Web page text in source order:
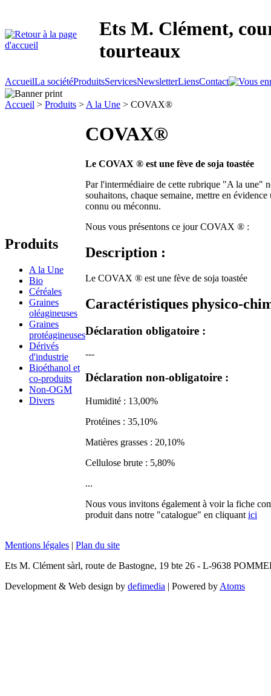
Ets M. Clément,
tourteaux
AccueilLa sociétéProduitsServicesNewsletterLiensContact
Accueil > Produits > A la Une > COVAX®
Produits
A la Une
Bio
Céréales
Graines
oléagineuses
Graines
protéagineuses
Dérivés
d'industrie
Bioéthanol et
co-produits
Non-OGM
Divers
COVAX®
Le COVAX ® est une fève de soja toastée
Par l'intermédiaire de cette rubrique "A la une"
souhaitons, chaque semaine, mettre en
connu ou méconnu.
Nous vous présentons ce jour COVAX ® :
Description :
Le COVAX ® est une fève de soja toastée
Caractéristiques physico-
Déclaration obligatoire :
---
Déclaration non-obligatoire :
Humidité : 13,00%
Protéines : 35,10%
Matières grasses : 20,10%
Cellulose brute : 5,80%
...
Nous vous invitons également à voir la fiche
produit dans notre "catalogue" en cliquant ici
Mentions légales | Plan du site
Ets M. Clément sàrl, route de Bastogne, 19 bte 26 - L-9638
Development & Web design by defimedia | Powered by Atoms